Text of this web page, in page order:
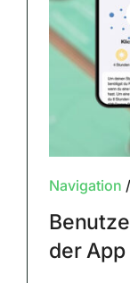
Navigation /
der